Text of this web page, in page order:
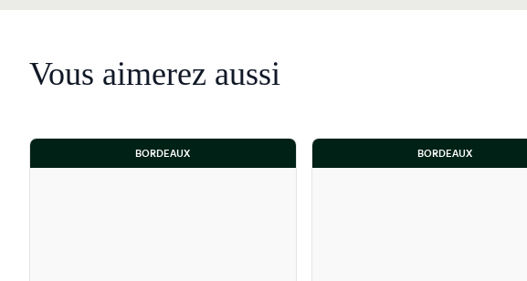
Vous aimerez aussi
BORDEAUX BORDEAUX